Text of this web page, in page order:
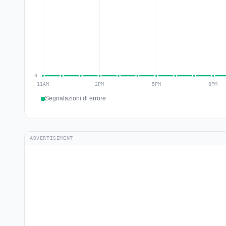
Segnalazioni di errore
ADVERTISEMENT